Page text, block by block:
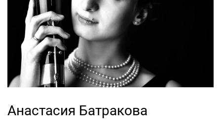
Анастасия Батракова